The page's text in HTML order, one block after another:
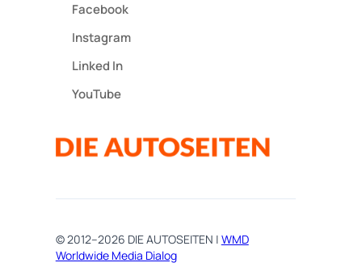
Facebook
Instagram
Linked In
YouTube
© 2012–2026 DIE AUTOSEITEN | WMD
Worldwide Media Dialog